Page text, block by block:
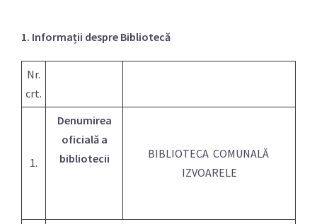
1. Informații despre Bibliotecă
Nr.
crt.
1.
Denumirea
oficială a
bibliotecii
BIBLIOTECA COMUNALĂ
IZVOARELE